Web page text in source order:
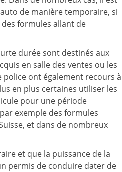
de manière temporaire, si
formules allant de
durée sont destinés aux
en salle des ventes ou les
police ont également recours à
en plus certaines utiliser les
pour une période
exemple des formules
et dans de nombreux
et que la puissance de la
permis de conduire dater de